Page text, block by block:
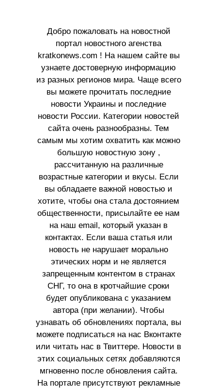
Добро пожаловать на новостной
портал новостного агенства
kratkonews.com ! На нашем сайте вы
узнаете достоверную информацию
из разных регионов мира. Чаще всего
вы можете прочитать последние
новости Украины и последние
новости России. Категории новостей
сайта очень разнообразны. Тем
самым мы хотим охватить как можно
большую новостную зону ,
рассчитанную на различные
возрастные категории и вкусы. Если
вы обладаете важной новостью и
хотите, чтобы она стала достоянием
общественности, присылайте ее нам
на наш email, который указан в
контактах. Если ваша статья или
новость не нарушает морально
этических норм и не является
запрещенным контентом в странах
СНГ, то она в кротчайшие сроки
будет опубликована с указанием
автора (при желании). Чтобы
узнавать об обновлениях портала, вы
можете подписаться на нас Вконтакте
или читать нас в Твиттере. Новости в
этих социальных сетях добавляются
мгновенно после обновления сайта.
На портале присутствуют рекламные